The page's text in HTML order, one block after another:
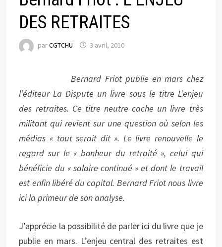
DES RETRAITES
parCGTCHU 3 avril, 2010
Bernard Friot publie en mars chez
l’éditeur La Dispute un livre sous le titre L’enjeu
des retraites. Ce titre neutre cache un livre très
militant qui revient sur une question où selon les
médias « tout serait dit ». Le livre renouvelle le
regard sur le « bonheur du retraité », celui qui
bénéficie du « salaire continué » et dont le travail
est enfin libéré du capital. Bernard Friot nous livre
ici la primeur de son analyse.
J’apprécie la possibilité de parler ici du livre que je
publie en mars. L’enjeu central des retraites est